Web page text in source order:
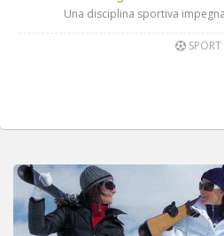
Una disciplina sportiva
SPORT